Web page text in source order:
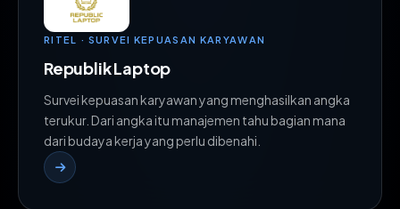
RITEL · SURVEI KEPUASAN KARYAWAN
Republik Laptop
Survei kepuasan karyawan yang menghasilkan angka
terukur. Dari angka itu manajemen tahu bagian mana
dari budaya kerja yang perlu dibenahi.